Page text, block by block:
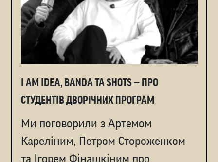
I AM IDEA, BANDA ТА SHOTS — ПРО
СТУДЕНТІВ ДВОРІЧНИХ ПРОГРАМ
Ми поговорили з Артемом
Кареліним, Петром Стороженком
та Ігорем Фінашкіним про